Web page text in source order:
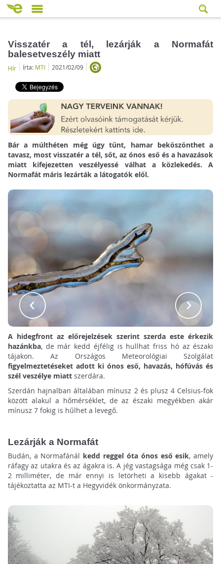
Visszatér a tél, lezárják a Normafát
balesetveszély miatt
Hír írta: MTI 2021/02/09
Bár a múlthéten még úgy tűnt, hamar beköszönthet a
tavasz, most visszatér a tél, sőt, az ónos eső és a havazások
miatt kifejezetten veszélyessé válhat a közlekedés. A
Normafát máris lezárták a látogatók elől.
A hidegfront az előrejelzések szerint szerda este érkezik
hazánkba, de már kedd éjfélig is hullhat friss hó az északi
tájakon. Az Országos Meteorológiai Szolgálat
figyelmeztetéseket adott ki ónos eső, havazás, hófúvás és
szél veszélye miattszerdára.
Szerdán hajnalban általában mínusz 2 és plusz 4 Celsius-fok
között alakul a hőmérséklet, de az északi megyékben akár
mínusz 7 fokig is hűlhet a levegő.
Lezárják a Normafát
Budán, a Normafánál kedd reggel óta ónos eső esik, amely
ráfagy az utakra és az ágakra is. A jég vastagsága még csak 1-
2 milliméter, de már ennyi is letörheti a kisebb ágakat -
tájékoztatta az MTI-t a Hegyvidék önkormányzata.